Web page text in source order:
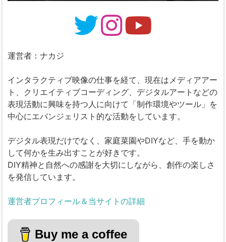
運営者：ナカジ
インタラクティブ映像の仕事を経て、現在はメディアアー
ト、クリエイティブコーディング、デジタルアートなどの
表現活動に興味を持つ人に向けて「制作環境やツール」を
中心にエバンジェリスト的な活動をしています。
デジタル表現だけでなく、家庭菜園やDIYなど、手を動か
して何かを生み出すことが好きです。
DIY精神と自然への感謝を大切にしながら、創作の楽しさ
を発信しています。
運営者プロフィール＆当サイトの詳細
Buy me a coffee